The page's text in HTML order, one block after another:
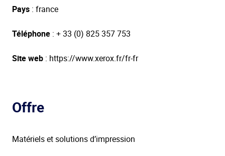
Pays : france
Téléphone : + 33 (0) 825 357 753
Site web : https://www.xerox.fr/fr-fr
Offre
Matériels et solutions d’impression